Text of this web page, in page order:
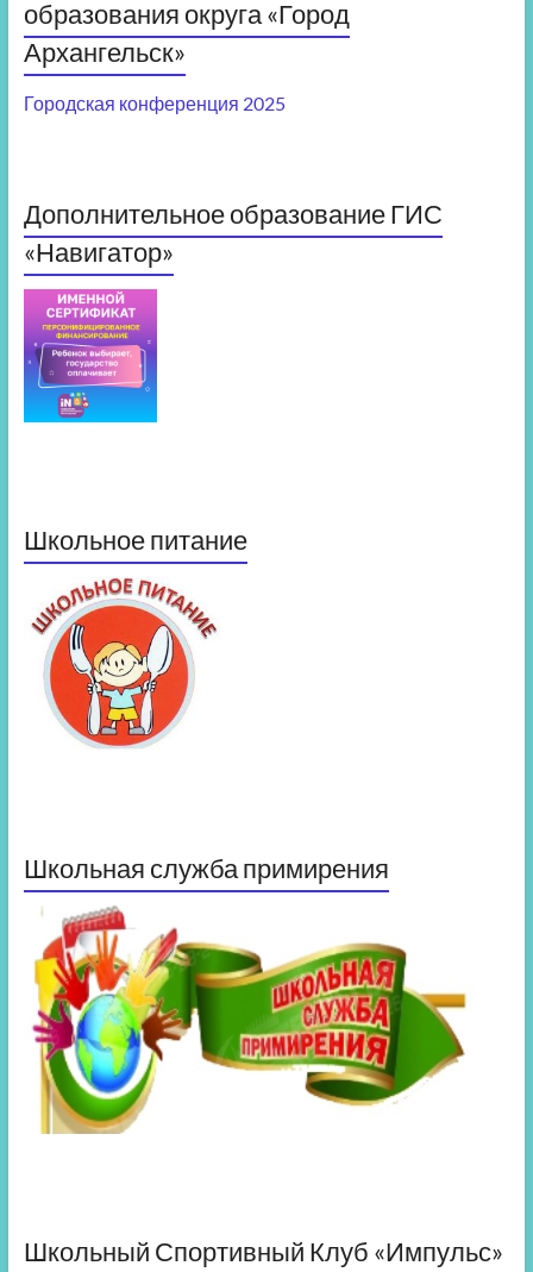
образования округа «Город
Архангельск»
Городская конференция 2025
Дополнительное образование ГИС
«Навигатор»
Школьное питание
Школьная служба примирения
Школьный Спортивный Клуб «Импульс»